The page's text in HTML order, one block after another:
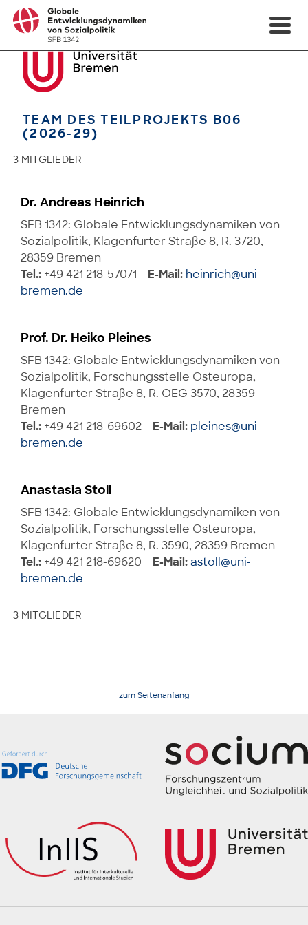
TEAM DES TEILPROJEKTS B06
(2026-29)
3 MITGLIEDER
Dr. Andreas Heinrich
SFB 1342: Globale Entwicklungsdynamiken von
Sozialpolitik, Klagenfurter Straße 8, R. 3720,
28359 Bremen
Tel.: +49 421 218-57071 E-Mail: heinrich@uni-
bremen.de
Prof. Dr. Heiko Pleines
SFB 1342: Globale Entwicklungsdynamiken von
Sozialpolitik, Forschungsstelle Osteuropa,
Klagenfurter Straße 8, R. OEG 3570, 28359
Bremen
Tel.: +49 421 218-69602 E-Mail: pleines@uni-
bremen.de
Anastasia Stoll
SFB 1342: Globale Entwicklungsdynamiken von
Sozialpolitik, Forschungsstelle Osteuropa,
Klagenfurter Straße 8, R. 3590, 28359 Bremen
Tel.: +49 421 218-69620 E-Mail:astoll@uni-
bremen.de
3 MITGLIEDER
zum Seitenanfang